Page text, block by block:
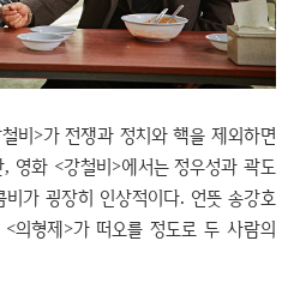
비>가 전쟁과 정치와 핵을 제외하면
영화 <강철비>에서는 정우성과 곽도
가 굉장히 인상적이다. 언뜻 송강호
의형제>가 떠오를 정도로 두 사람의